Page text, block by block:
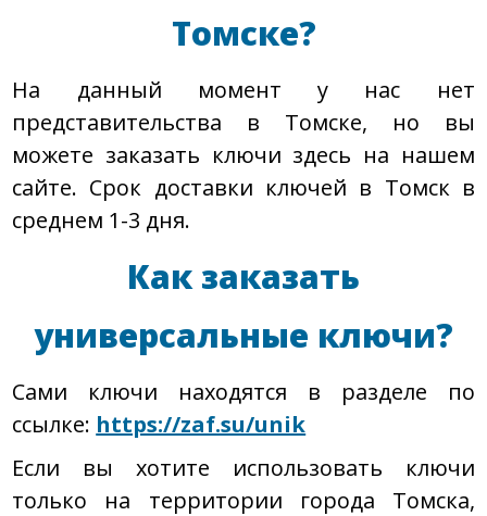
Томске?
На данный момент у нас нет
представительства в Томске, но вы
можете заказать ключи здесь на нашем
сайте. Срок доставки ключей в Томск в
среднем 1-3 дня.
Как заказать
универсальные ключи?
Сами ключи находятся в разделе по
ссылке: https://zaf.su/unik
Если вы хотите использовать ключи
только на территории города Томска,